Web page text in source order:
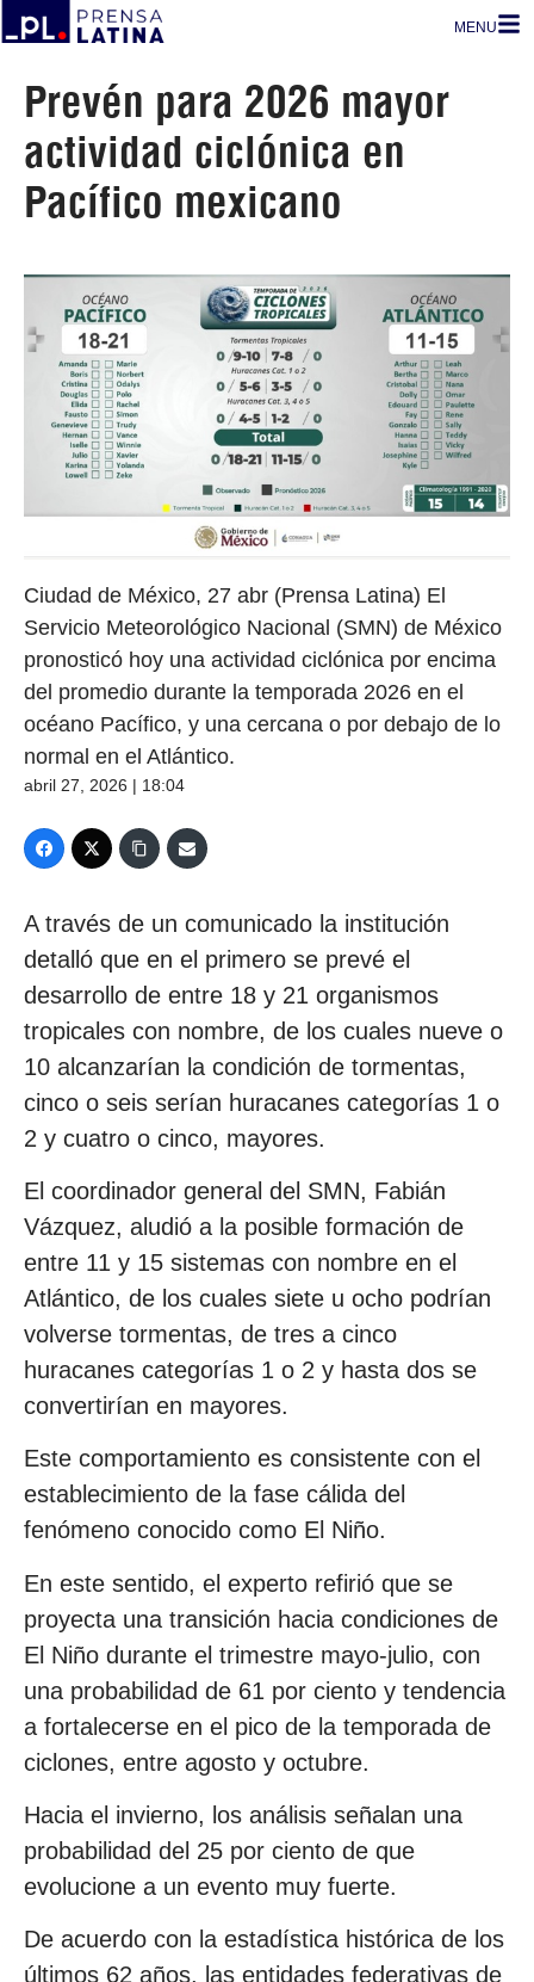
MENU
Prevén para 2026 mayor
actividad ciclónica en
Pacífico mexicano
Ciudad de México, 27 abr (Prensa Latina) El
Servicio Meteorológico Nacional (SMN) de México
pronosticó hoy una actividad ciclónica por encima
del promedio durante la temporada 2026 en el
océano Pacífico, y una cercana o por debajo de lo
normal en el Atlántico.
abril 27, 2026 | 18:04
A través de un comunicado la institución
detalló que en el primero se prevé el
desarrollo de entre 18 y 21 organismos
tropicales con nombre, de los cuales nueve o
10 alcanzarían la condición de tormentas,
cinco o seis serían huracanes categorías 1 o
2 y cuatro o cinco, mayores.
El coordinador general del SMN, Fabián
Vázquez, aludió a la posible formación de
entre 11 y 15 sistemas con nombre en el
Atlántico, de los cuales siete u ocho podrían
volverse tormentas, de tres a cinco
huracanes categorías 1 o 2 y hasta dos se
convertirían en mayores.
Este comportamiento es consistente con el
establecimiento de la fase cálida del
fenómeno conocido como El Niño.
En este sentido, el experto refirió que se
proyecta una transición hacia condiciones de
El Niño durante el trimestre mayo-julio, con
una probabilidad de 61 por ciento y tendencia
a fortalecerse en el pico de la temporada de
ciclones, entre agosto y octubre.
Hacia el invierno, los análisis señalan una
probabilidad del 25 por ciento de que
evolucione a un evento muy fuerte.
De acuerdo con la estadística histórica de los
últimos 62 años, las entidades federativas de